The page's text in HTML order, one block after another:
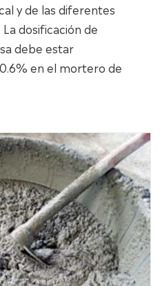
y de las diferentes
dosificación de
debe estar
en el mortero de